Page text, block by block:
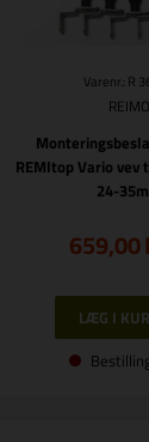
Varenr.: R
REIMO
REMItop Vario
24-
659,00